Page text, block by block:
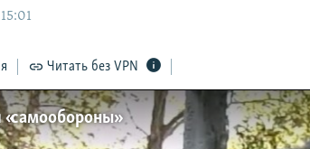
Читать без VPN